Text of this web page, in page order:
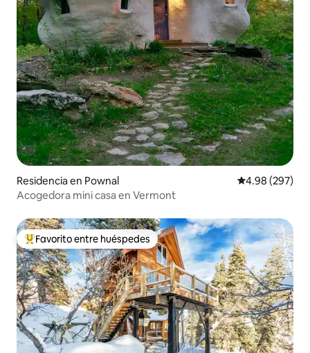
Residencia en Pownal Calificación
4.98 (297)
Acogedora mini casa en Vermont
De los mejores en Favorito entre huéspedes
Favorito entre huéspedes